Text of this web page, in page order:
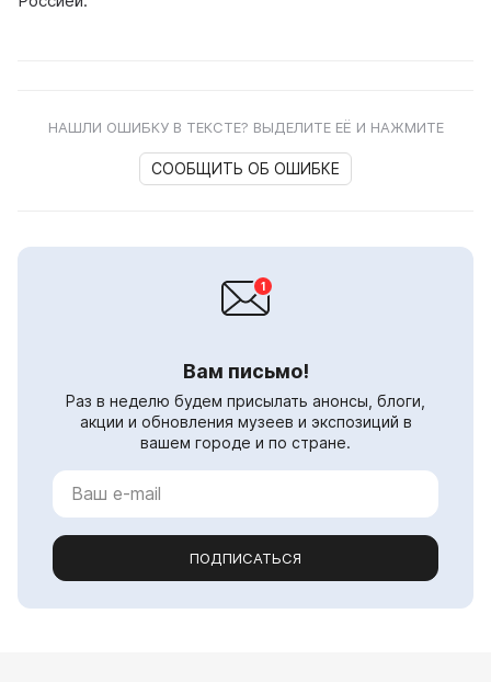
НАШЛИ ОШИБКУ В ТЕКСТЕ? ВЫДЕЛИТЕ ЕЁ И НАЖМИТЕ
СООБЩИТЬ ОБ ОШИБКЕ
Вам письмо!
Раз в неделю будем присылать анонсы, блоги,
акции и обновления музеев и экспозиций в
вашем городе и по стране.
ПОДПИСАТЬСЯ